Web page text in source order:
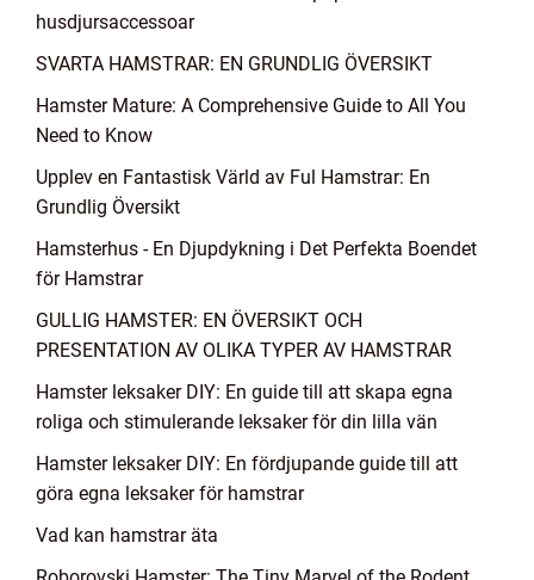
husdjursaccessoar
SVARTA HAMSTRAR: EN GRUNDLIG ÖVERSIKT
Hamster Mature: A Comprehensive Guide to All You
Need to Know
Upplev en Fantastisk Värld av Ful Hamstrar: En
Grundlig Översikt
Hamsterhus - En Djupdykning i Det Perfekta Boendet
för Hamstrar
GULLIG HAMSTER: EN ÖVERSIKT OCH
PRESENTATION AV OLIKA TYPER AV HAMSTRAR
Hamster leksaker DIY: En guide till att skapa egna
roliga och stimulerande leksaker för din lilla vän
Hamster leksaker DIY: En fördjupande guide till att
göra egna leksaker för hamstrar
Vad kan hamstrar äta